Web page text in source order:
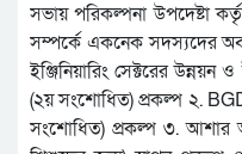
সভায় পরিকল্পনা উপদেষ্টা
সম্পর্কে একনেক সদস্যদের
ইঞ্জিনিয়ারিং সেক্টরের উন্নয়ন
(২য় সংশোধিত) প্রকল্প ২.
সংশোধিত) প্রকল্প ৩. আশার